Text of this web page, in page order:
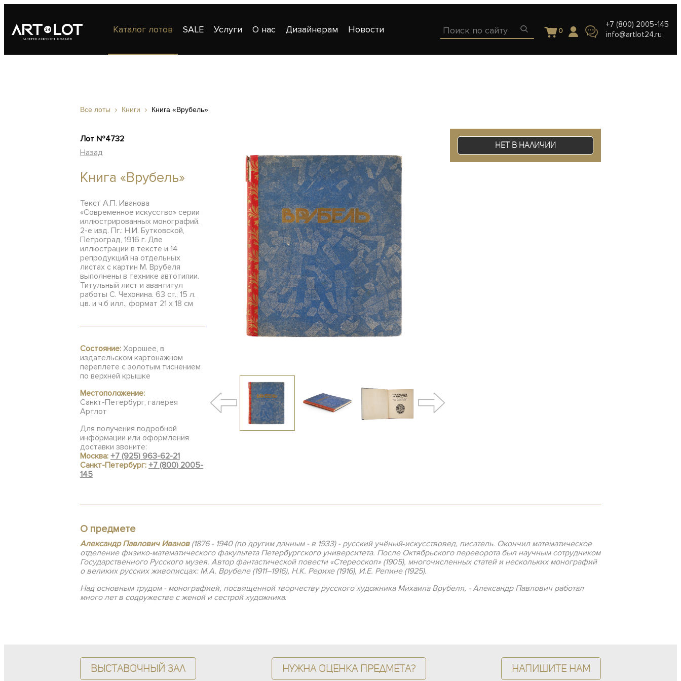
Каталог лотов SALE Услуги О нас Дизайнерам Новости 0
+7 (800) 2005-145
info@artlot24.ru
Все лоты Книги Книга «Врубель»
Лот №4732
Назад
Книга «Врубель»
Текст А.П. Иванова
«Современное искусство» серии
иллюстрированных монографий.
2-е изд. Пг.: Н.И. Бутковской,
Петроград, 1916 г. Две
иллюстрации в тексте и 14
репродукций на отдельных
листах с картин М. Врубеля
выполнены в технике автотипии.
Титульный лист и авантитул
работы С. Чехонина. 63 ст., 15 л.
цв. и ч.б илл., формат 21 х 18 см
Состояние: Хорошее, в
издательском картонажном
переплете с золотым тиснением
по верхней крышке
Местоположение:
Санкт-Петербург, галерея
Артлот
Для получения подробной
информации или оформления
доставки звоните:
Москва: +7 (925) 963-62-21
Санкт-Петербург: +7 (800) 2005-
145
Нет в наличии
О предмете
Александр Павлович Иванов(1876 - 1940 (по другим данным - в 1933) - русский учёный‐искусствовед, писатель. Окончил математическое
отделение физико-математического факультета Петербургского университета. После Октябрьского переворота был научным сотрудником
Государственного Русского музея. Автор фантастической повести «Стереоскоп» (1905), многочисленных статей и нескольких монографий
о великих русских живописцах: М.А. Врубеле (1911–1916), Н.К. Рерихе (1916), И.Е. Репине (1925).
Над основным трудом - монографией, посвященной творчеству русского художника Михаила Врубеля, - Александр Павлович работал
много лет в содружестве с женой и сестрой художника.
Выставочный зал Нужна оценка предмета? Напишите нам